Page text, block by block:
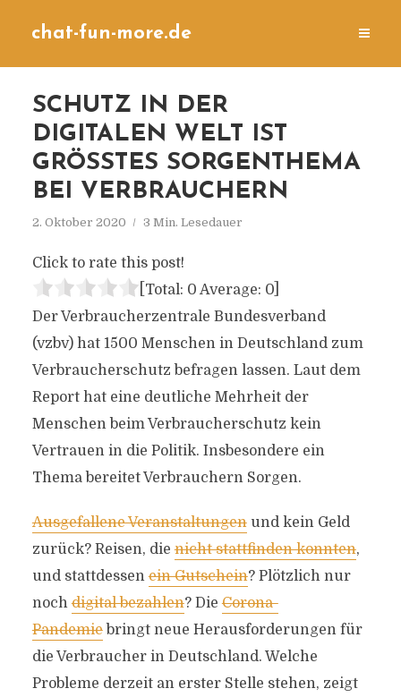
chat-fun-more.de
SCHUTZ IN DER
DIGITALEN WELT IST
GRÖSSTES SORGENTHEMA B
EI VERBRAUCHERN
2. Oktober 2020 3 Min. Lesedauer
Click to rate this post!
[Total: 0 Average: 0]
Der Verbraucherzentrale Bundesverband
(vzbv) hat 1500 Menschen in Deutschland zum
Verbraucherschutz befragen lassen. Laut dem
Report hat eine deutliche Mehrheit der
Menschen beim Verbraucherschutz kein
Vertrauen in die Politik. Insbesondere ein
Thema bereitet Verbrauchern Sorgen.
Ausgefallene Veranstaltungenund kein Geld
zurück? Reisen, dienicht stattfinden konnten,
und stattdessenein Gutschein? Plötzlich nur
nochdigital bezahlen? DieCorona-
Pandemiebringt neue Herausforderungen für
die Verbraucher in Deutschland. Welche
Probleme derzeit an erster Stelle stehen, zeigt